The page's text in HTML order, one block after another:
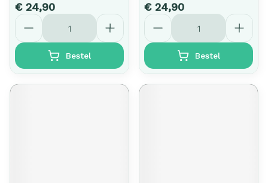
€ 24,90
Aantal
Bestel
€ 24,90
Aantal
Bestel